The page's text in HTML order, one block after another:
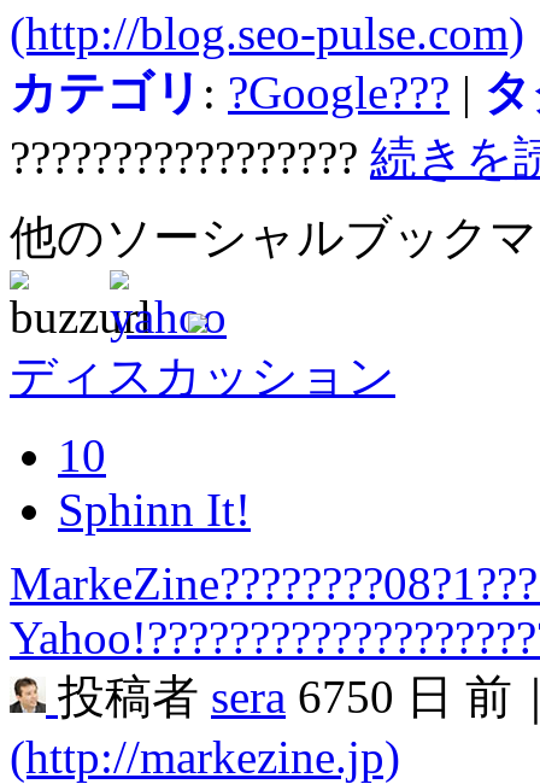
(http://blog.seo-pulse.com)
カテゴリ : ?Google??? |
????????????????? 続きを
他のソーシャルブック
ディスカッション
10
Sphinn It!
投稿者 sera 6750 日 前
(http://markezine.jp)